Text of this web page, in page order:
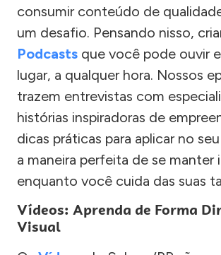
consumir conteúdo de
um desafio. Pensando nisso,
Podcasts que você pode ouvir
lugar, a qualquer hora. Nossos
trazem entrevistas com
histórias inspiradoras de
dicas práticas para aplicar no
a maneira perfeita de se manter
enquanto você cuida das suas
Vídeos: Aprenda de Forma
Visual